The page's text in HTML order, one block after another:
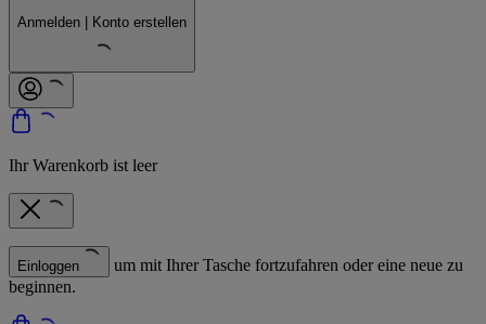
Anmelden | Konto erstellen
Ihr Warenkorb ist leer
Einloggen
um mit Ihrer Tasche fortzufahren oder eine neue zu
beginnen.